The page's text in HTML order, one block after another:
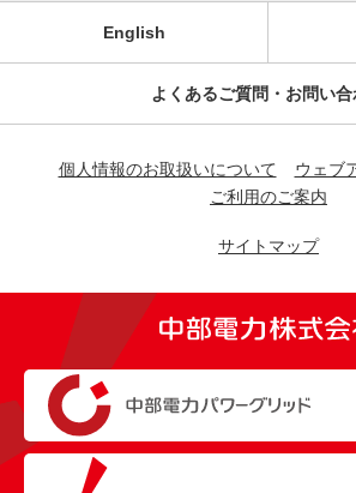
English
よくあるご質問・お問い
個人情報のお取扱いについて
ウェブ
ご利用のご案内
サイトマップ
（新しいウィンドウを開きます